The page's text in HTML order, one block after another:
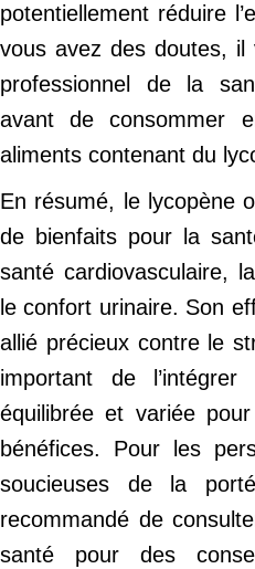
potentiellement réduire
vous avez des doutes, il
professionnel de la
avant de consommer
aliments contenant du
En résumé, le lycopène
de bienfaits pour la
santé cardiovasculaire,
le confort urinaire. Son
allié précieux contre le
important de
équilibrée et variée
bénéfices. Pour les
soucieuses de la
recommandé de
santé pour des